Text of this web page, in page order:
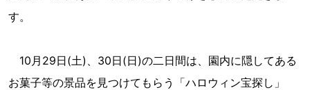
す。
10月29日(土)、30日(日)の二日間は、園内に隠してある
お菓子等の景品を見つけてもらう「ハロウィン宝探し」